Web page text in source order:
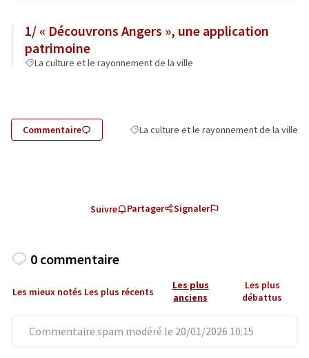
1/ « Découvrons Angers », une application
patrimoine
La culture et le rayonnement de la ville
Commentaire Filtrer les résultats de la catégorie : La
La culture et le rayonnement de la ville
Suivre Partager Signaler
0 commentaire
Les mieux notés Les plus récents
Les plus
anciens
Les plus
débattus
Commentaire spam modéré le 20/01/2026 10:15